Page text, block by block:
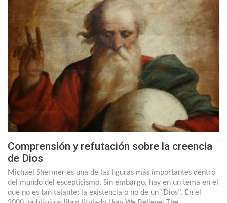
Comprensión y refutación sobre la creencia
de Dios
Michael Shermer es una de las figuras más importantes dentro
del mundo del escepticismo. Sin embargo, hay en un tema en el
que no es tan tajante: la existencia o no de un "Dios". En el